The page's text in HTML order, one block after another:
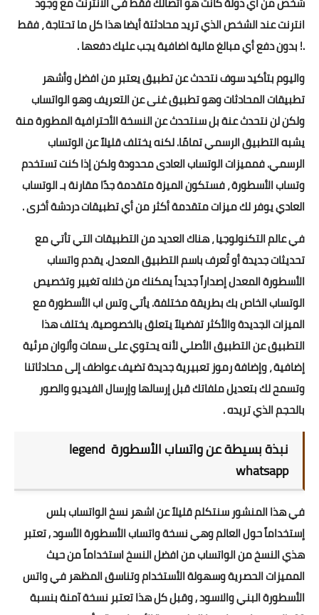
انترنت عند الشخص الذي تريد محادثتة أيضا هذا كل ما تحتاجة ، فقط
.! بدون دفع أي مبالغ مالية اضافية يجب عليك دفعها .
واليوم بتأكيد سوف نتحدث عن تطبيق يعتبر من افضل وأشهر
تطبيقات المحادثات وهو تطبيق غنى عن التعريف وهو الواتساب
ولكن لن نتحدث عنة بل سنتحدث عن النسخة الأحترافية المطورة منة
يشبه التطبيق الرسمي تمامًا. لكنه يختلف قليلاً عن الوتساب
الرسمي. فمميزات الوتساب العادى محدودة ولكن إذا كنت تستخدم
وتساب الأسطورة ، فستكون الميزة متقدمة جدًا مقارنة بـ الوتساب
العادي يوفر لك ميزات متقدمة أكثر من أي تطبيقات دردشة أخرى .
في عالم التكنولوجيا ، هناك العديد من التطبيقات التي تأتي مع
تحديثات جديدة أو تُعرف باسم التطبيق المعدل. يقدم واتساب
الأسطورة المعدل إصداراً جديداً يمكنك من خلاله تغيير وتخصيص
الوتساب الخاص بك بطريقة مختلفة. يأتي وتس اب الأسطورة مع
الميزات الجديدة والأكثر تفضيلاً يتعلق بالخصوصية. يختلف هذا
التطبيق عن التطبيق الأصلي لأنه يحتوي على سمات وألوان مرئية
إضافية ، وإضافة رموز تعبيرية جديدة تضيف عواطف إلى محادثاتنا
وتسمح لك بتعديل ملفاتك قبل إرسالها وإرسال الفيديو والصور
بالحجم الذي تريده .
نبذة بسيطة عن
واتساب الأسطورة legend
whatsapp
في هذا المنشور سنتكلم قليلاً عن اشهر نسخ الواتساب بلس
إستخداماً حول العالم وهي نسخة واتساب الأسطورة الأسود , تعتبر
هذي النسخ من الواتساب من افضل النسخ استخداماً من حيث
المميزات الحصرية وسهولة الأستخدام وتناسق المظهر فيواتس
الأسطورة البني والاسود, وقبل كل هذا تعتبر نسخة آمنة بنسبة